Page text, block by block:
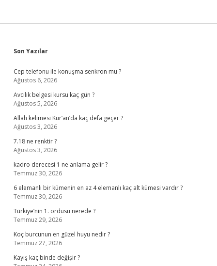
Sidebar
Son Yazılar
Cep telefonu ile konuşma senkron mu ?
Ağustos 6, 2026
Avcılık belgesi kursu kaç gün ?
Ağustos 5, 2026
Allah kelimesi Kur’an’da kaç defa geçer ?
Ağustos 3, 2026
7.18 ne renktir ?
Ağustos 3, 2026
kadro derecesi 1 ne anlama gelir ?
Temmuz 30, 2026
6 elemanlı bir kümenin en az 4 elemanlı kaç alt kümesi vardır ?
Temmuz 30, 2026
Türkiye’nin 1. ordusu nerede ?
Temmuz 29, 2026
Koç burcunun en güzel huyu nedir ?
Temmuz 27, 2026
Kayış kaç binde değişir ?